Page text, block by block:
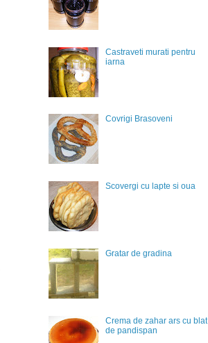
Castraveti murati pentru
iarna
Covrigi Brasoveni
Scovergi cu lapte si oua
Gratar de gradina
Crema de zahar ars cu blat
de pandispan